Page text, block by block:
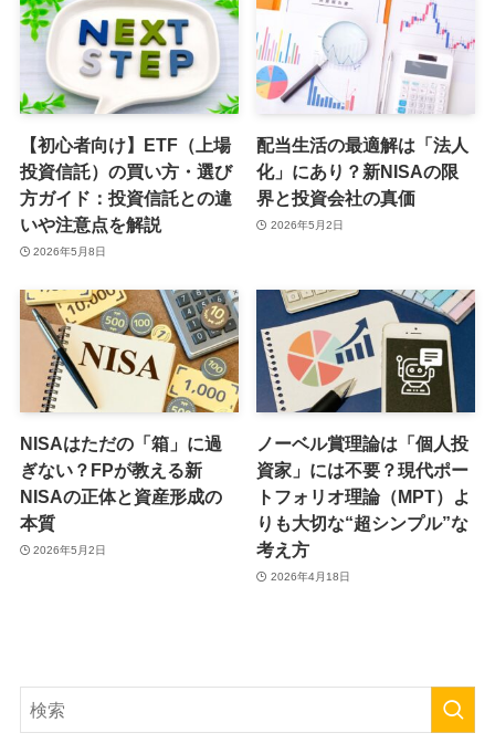
【初心者向け】ETF（上場
投資信託）の買い方・選び
方ガイド：投資信託との違
いや注意点を解説
2026年5月8日
配当生活の最適解は「法人
化」にあり？新NISAの限
界と投資会社の真価
2026年5月2日
NISAはただの「箱」に過
ぎない？FPが教える新
NISAの正体と資産形成の
本質
2026年5月2日
ノーベル賞理論は「個人投
資家」には不要？現代ポー
トフォリオ理論（MPT）よ
りも大切な“超シンプル”な
考え方
2026年4月18日